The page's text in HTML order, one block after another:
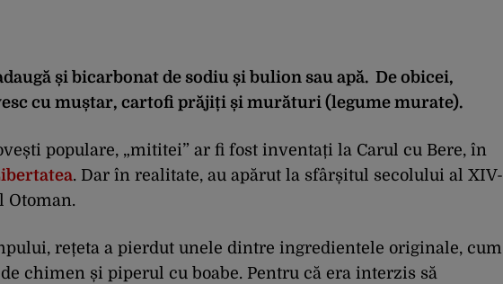
și bicarbonat de sodiu și bulion sau apă. De obicei,
cu muștar, cartofi prăjiți și murături (legume murate).
populare, „mititei” ar fi fost inventați la Carul cu Bere, în
. Dar în realitate, au apărut la sfârșitul secolului al XIV-
Otoman.
rețeta a pierdut unele dintre ingredientele originale, cum
chimen și piperul cu boabe. Pentru că era interzis să